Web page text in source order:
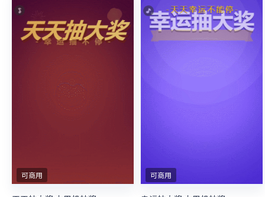
可商用 可商用